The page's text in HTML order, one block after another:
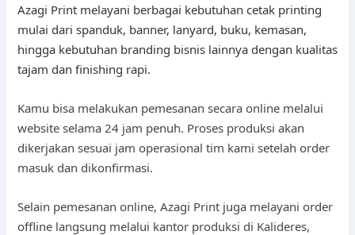
Azagi Print melayani berbagai kebutuhan cetak printing
mulai dari spanduk, banner, lanyard, buku, kemasan,
hingga kebutuhan branding bisnis lainnya dengan kualitas
tajam dan finishing rapi.
Kamu bisa melakukan pemesanan secara online melalui
website selama 24 jam penuh. Proses produksi akan
dikerjakan sesuai jam operasional tim kami setelah order
masuk dan dikonfirmasi.
Selain pemesanan online, Azagi Print juga melayani order
offline langsung melalui kantor produksi di Kalideres,